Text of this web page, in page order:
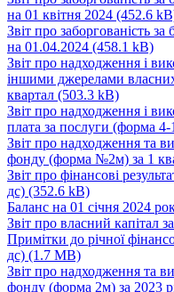
на 01 квітня 2024 (452.6
Звіт про заборгованість
на 01.04.2024 (458.1 kB)
Звіт про надходження і
іншими джерелами
квартал (503.3 kB)
Звіт про надходження і
плата за послуги (форма
Звіт про надходження та
фонду (форма №2м) за 1
Звіт про фінансові
дс) (352.6 kB)
Баланс на 01 січня 2024
Звіт про власний капітал
Примітки до річної
дс) (1.7 MB)
Звіт про надходження та
фонду (форма 2м) за 2023